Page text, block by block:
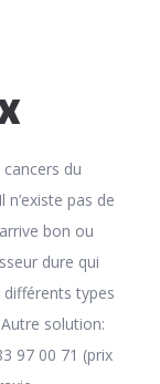
du
pas de
bon ou
dure qui
types
solution:
97 00 71 (prix